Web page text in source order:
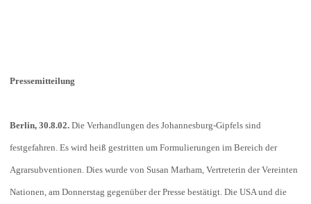
Pressemitteilung
Berlin, 30.8.02. Die Verhandlungen des Johannesburg-Gipfels sind
festgefahren. Es wird heiß gestritten um Formulierungen im Bereich der
Agrarsubventionen. Dies wurde von Susan Marham, Vertreterin der Vereinten
Nationen, am Donnerstag gegenüber der Presse bestätigt. Die USA und die